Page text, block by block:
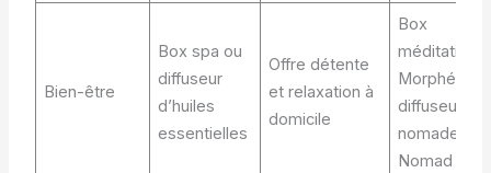
Bien-être
Box spa ou
diffuseur
d’huiles
essentielles
Offre détente
et relaxation à
domicile
Box
méditation
Morphée,
diffuseur
nomade
Nomad